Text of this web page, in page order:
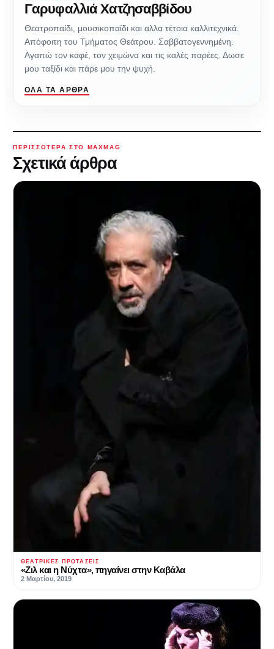
Γαρυφαλλιά Χατζησαββίδου
Θεατροπαίδι, μουσικοπαίδι και αλλα τέτοια καλλιτεχνικά.
Απόφοιτη του Τμήματος Θεάτρου. Σαββατογεννημένη.
Αγαπώ τον καφέ, τον χειμώνα και τις καλές παρέες. Δωσε
μου ταξίδι και πάρε μου την ψυχή.
ΌΛΑ ΤΑ ΆΡΘΡΑ
ΠΕΡΙΣΣΌΤΕΡΑ ΣΤΟ MAXMAG
Σχετικά άρθρα
ΘΕΑΤΡΙΚΈΣ ΠΡΟΤΆΣΕΙΣ
«Ζιλ και η Νύχτα», πηγαίνει στην Καβάλα
2 Μαρτίου, 2019